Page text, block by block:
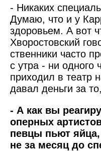
- Никаких
Думаю, что и у
здоровьем. А вот
Хворостовский
ственники часто
с утра - ни одного
приходил в театр
давал деньги за
- А как вы
оперных
певцы пьют
не за месяц до